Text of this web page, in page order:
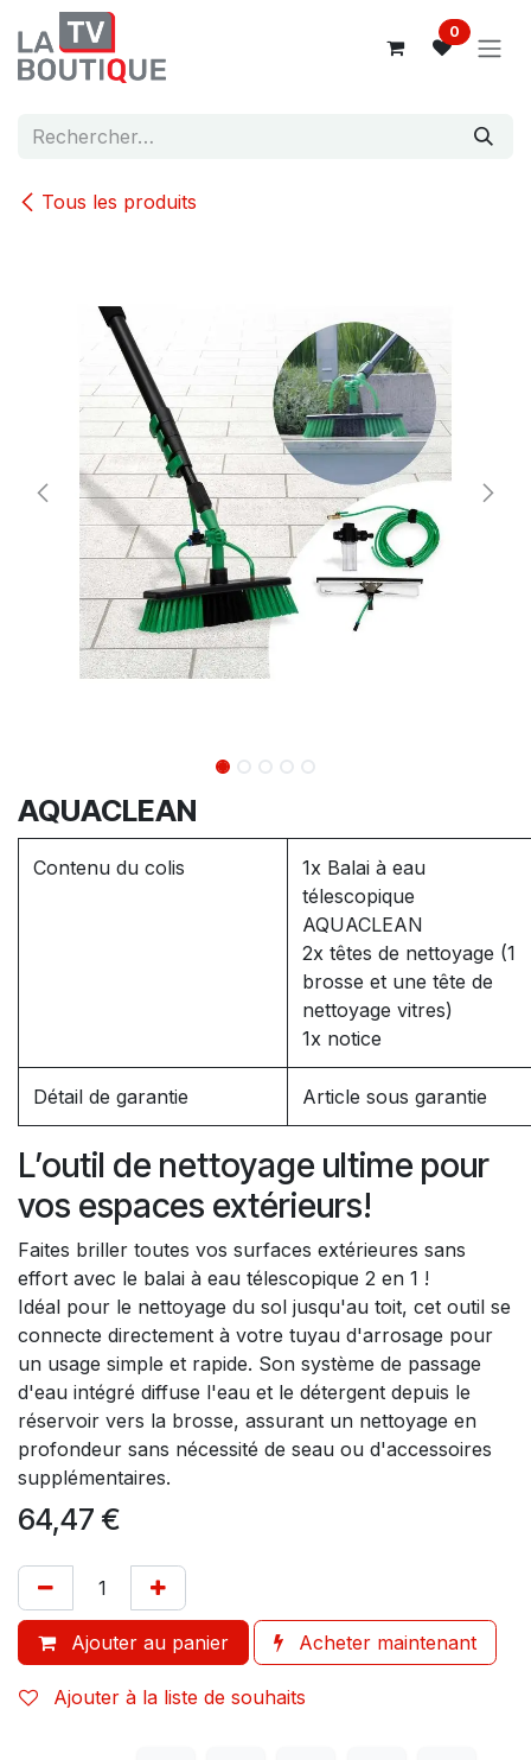
Se rendre au contenu
0
Tous les produits
AQUACLEAN
Contenu du colis
1x Balai à eau
télescopique
AQUACLEAN
2x têtes de nettoyage (1
brosse et une tête de
nettoyage vitres)
1x notice
Détail de garantie Article sous garantie
L’outil de nettoyage ultime pour
vos espaces extérieurs!
Faites briller toutes vos surfaces extérieures sans
effort avec le balai à eau télescopique 2 en 1 !
Idéal pour le nettoyage du sol jusqu'au toit, cet outil se
connecte directement à votre tuyau d'arrosage pour
un usage simple et rapide. Son système de passage
d'eau intégré diffuse l'eau et le détergent depuis le
réservoir vers la brosse, assurant un nettoyage en
profondeur sans nécessité de seau ou d'accessoires
supplémentaires.
64,47 €
Ajouter au panier Acheter maintenant
Ajouter à la liste de souhaits